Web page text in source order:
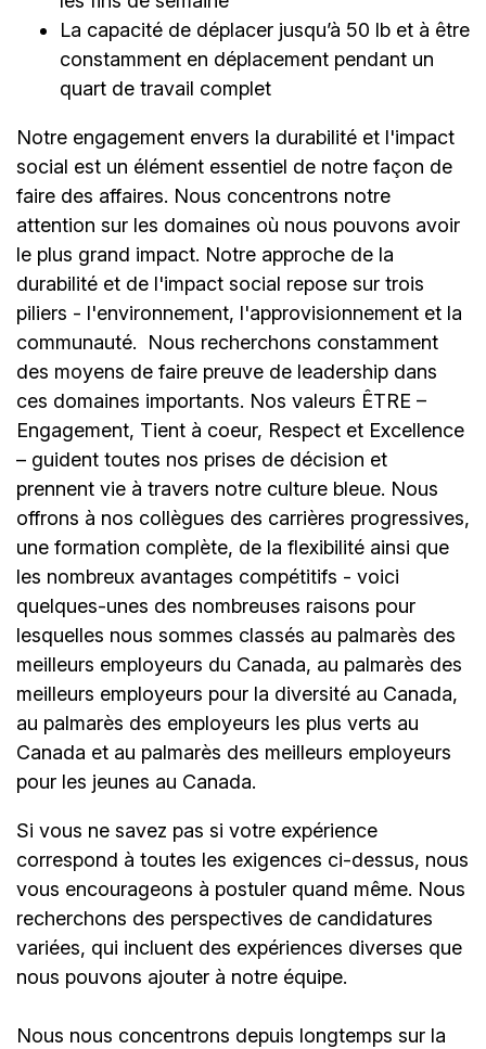
La capacité de déplacer jusqu’à 50 lb et à être
constamment en déplacement pendant un
quart de travail complet
Notre engagement envers la durabilité et l'impact
social est un élément essentiel de notre façon de
faire des affaires. Nous concentrons notre
attention sur les domaines où nous pouvons avoir
le plus grand impact. Notre approche de la
durabilité et de l'impact social repose sur trois
piliers - l'environnement, l'approvisionnement et la
communauté.
Nous recherchons constamment
des moyens de faire preuve de leadership dans
ces domaines importants. Nos valeurs ÊTRE –
Engagement, Tient à coeur, Respect et Excellence
– guident toutes nos prises de décision et
prennent vie à travers notre culture bleue. Nous
offrons à nos collègues des carrières progressives,
une formation complète, de la flexibilité ainsi que
les nombreux avantages compétitifs - voici
quelques-unes des nombreuses raisons pour
lesquelles nous sommes classés au palmarès des
meilleurs employeurs du Canada, au palmarès des
meilleurs employeurs pour la diversité au Canada,
au palmarès des employeurs les plus verts au
Canada et au palmarès des meilleurs employeurs
pour les jeunes au Canada.
Si vous ne savez pas si votre expérience
correspond à toutes les exigences ci-dessus, nous
vous encourageons à postuler quand même. Nous
recherchons des perspectives de candidatures
variées, qui incluent des expériences diverses que
nous pouvons ajouter à notre équipe.
Nous nous concentrons depuis longtemps sur la